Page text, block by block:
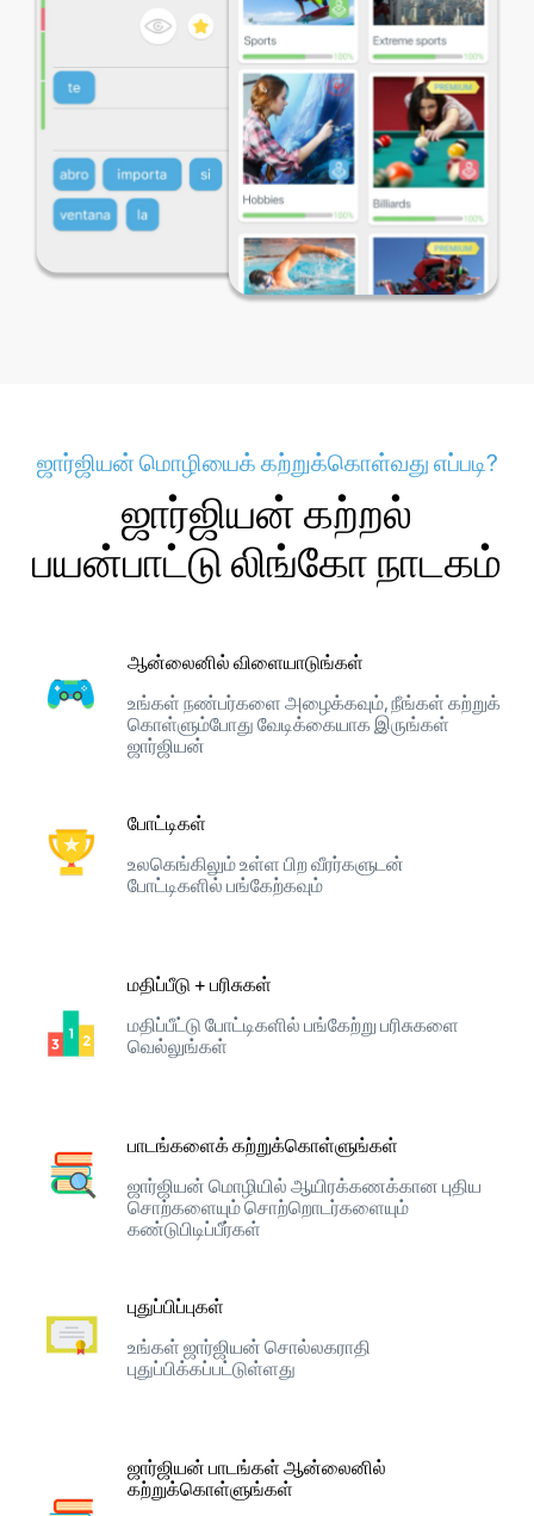
ஜார்ஜியன் மொழியைக் கற்றுக்கொள்வது எப்படி?
ஜார்ஜியன் கற்றல்
பயன்பாட்டு லிங்கோ நாடகம்
ஆன்லைனில் விளையாடுங்கள்
உங்கள் நண்பர்களை அழைக்கவும், நீங்கள் கற்றுக்
கொள்ளும்போது வேடிக்கையாக இருங்கள்
ஜார்ஜியன்
போட்டிகள்
உலகெங்கிலும் உள்ள பிற வீரர்களுடன்
போட்டிகளில் பங்கேற்கவும்
மதிப்பீடு + பரிசுகள்
மதிப்பீட்டு போட்டிகளில் பங்கேற்று பரிசுகளை
வெல்லுங்கள்
பாடங்களைக் கற்றுக்கொள்ளுங்கள்
ஜார்ஜியன் மொழியில் ஆயிரக்கணக்கான புதிய
சொற்களையும் சொற்றொடர்களையும்
கண்டுபிடிப்பீர்கள்
புதுப்பிப்புகள்
உங்கள் ஜார்ஜியன் சொல்லகராதி
புதுப்பிக்கப்பட்டுள்ளது
ஜார்ஜியன் பாடங்கள் ஆன்லைனில்
கற்றுக்கொள்ளுங்கள்